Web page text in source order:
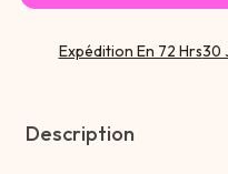
Expédition En 72 Hrs30
Description